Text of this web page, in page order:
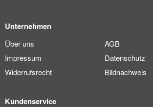
Unternehmen
Über uns
AGB
Impressum
Datenschutz
Widerrufsrecht
Bildnachweis
Kundenservice